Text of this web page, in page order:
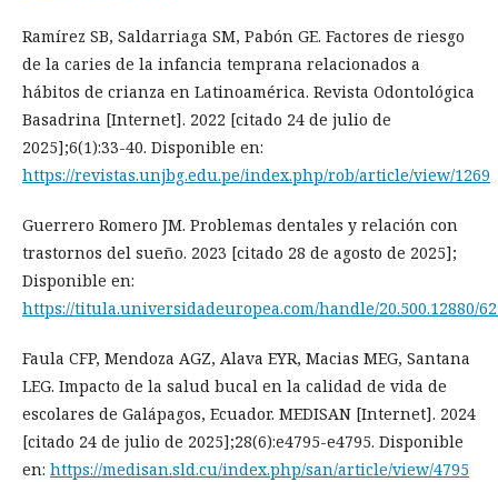
Ramírez SB, Saldarriaga SM, Pabón GE. Factores de riesgo
de la caries de la infancia temprana relacionados a
hábitos de crianza en Latinoamérica. Revista Odontológica
Basadrina [Internet]. 2022 [citado 24 de julio de
2025];6(1):33-40. Disponible en:
https://revistas.unjbg.edu.pe/index.php/rob/article/view/1269
Guerrero Romero JM. Problemas dentales y relación con
trastornos del sueño. 2023 [citado 28 de agosto de 2025];
Disponible en:
https://titula.universidadeuropea.com/handle/20.500.12880/
Faula CFP, Mendoza AGZ, Alava EYR, Macias MEG, Santana
LEG. Impacto de la salud bucal en la calidad de vida de
escolares de Galápagos, Ecuador. MEDISAN [Internet]. 2024
[citado 24 de julio de 2025];28(6):e4795-e4795. Disponible
en: https://medisan.sld.cu/index.php/san/article/view/4795